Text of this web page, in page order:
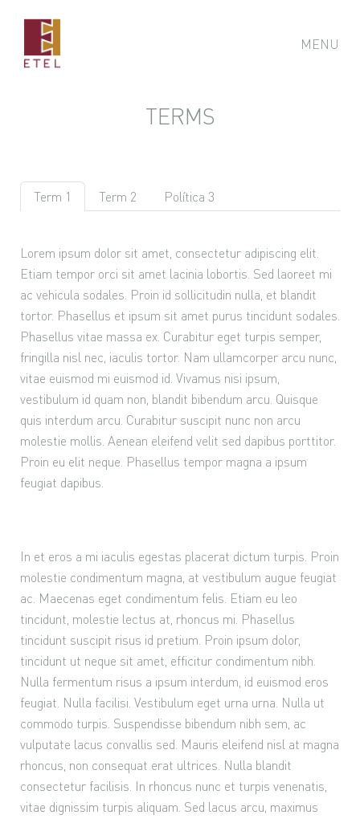
MENU
TERMS
Term 1 Term 2 Política 3
Lorem ipsum dolor sit amet, consectetur adipiscing elit.
Etiam tempor orci sit amet lacinia lobortis. Sed laoreet mi
ac vehicula sodales. Proin id sollicitudin nulla, et blandit
tortor. Phasellus et ipsum sit amet purus tincidunt sodales.
Phasellus vitae massa ex. Curabitur eget turpis semper,
fringilla nisl nec, iaculis tortor. Nam ullamcorper arcu nunc,
vitae euismod mi euismod id. Vivamus nisi ipsum,
vestibulum id quam non, blandit bibendum arcu. Quisque
quis interdum arcu. Curabitur suscipit nunc non arcu
molestie mollis. Aenean eleifend velit sed dapibus porttitor.
Proin eu elit neque. Phasellus tempor magna a ipsum
feugiat dapibus.
In et eros a mi iaculis egestas placerat dictum turpis. Proin
molestie condimentum magna, at vestibulum augue feugiat
ac. Maecenas eget condimentum felis. Etiam eu leo
tincidunt, molestie lectus at, rhoncus mi. Phasellus
tincidunt suscipit risus id pretium. Proin ipsum dolor,
tincidunt ut neque sit amet, efficitur condimentum nibh.
Nulla fermentum risus a ipsum interdum, id euismod eros
feugiat. Nulla facilisi. Vestibulum eget urna urna. Nulla ut
commodo turpis. Suspendisse bibendum nibh sem, ac
vulputate lacus convallis sed. Mauris eleifend nisl at magna
rhoncus, non consequat erat ultrices. Nulla blandit
consectetur facilisis. In rhoncus nunc et turpis venenatis,
vitae dignissim turpis aliquam. Sed lacus arcu, maximus